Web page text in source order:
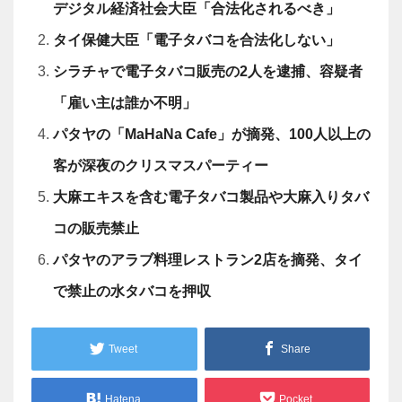
デジタル経済社会大臣「合法化されるべき」
タイ保健大臣「電子タバコを合法化しない」
シラチャで電子タバコ販売の2人を逮捕、容疑者
「雇い主は誰か不明」
パタヤの「MaHaNa Cafe」が摘発、100人以上の
客が深夜のクリスマスパーティー
大麻エキスを含む電子タバコ製品や大麻入りタバ
コの販売禁止
パタヤのアラブ料理レストラン2店を摘発、タイ
で禁止の水タバコを押収
Tweet Share
Hatena Pocket